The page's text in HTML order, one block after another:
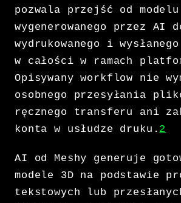
pozwala przejść od modelu
wygenerowanego przez AI
wydrukowanego i
w całości w ramach
Opisywany workflow nie
osobnego przesyłania
ręcznego transferu ani
konta w usłudze druku. 2
AI od Meshy generuje
modele 3D na podstawie
tekstowych lub